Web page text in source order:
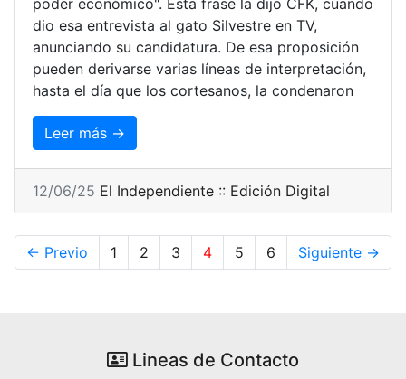
dio esa entrevista al gato Silvestre en TV,
anunciando su candidatura. De esa proposición
pueden derivarse varias líneas de interpretación,
hasta el día que los cortesanos, la condenaron
Leer más →
12/06/25 El Independiente :: Edición Digital
← Previo 1 2 3 4 5 6 Siguiente →
Lineas de Contacto